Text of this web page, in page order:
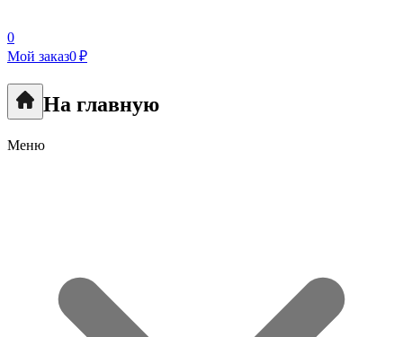
0
Мой заказ0 ₽
На главную
Меню